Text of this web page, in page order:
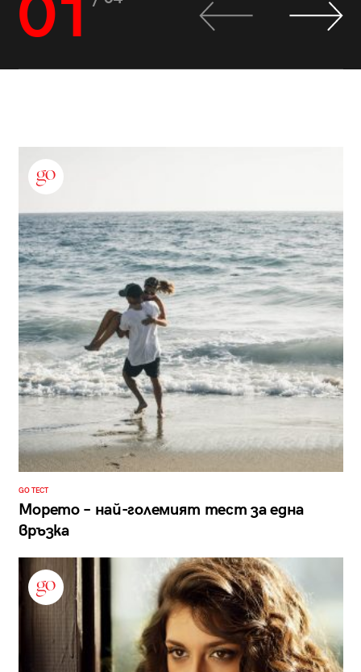
01
GO ТЕСТ
Морето – най-големият тест за една
връзка